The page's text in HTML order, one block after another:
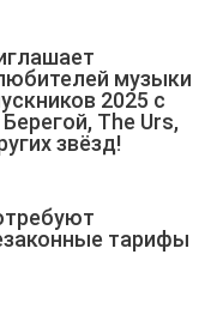
музыки
2025 с
The Urs,
звёзд!
тарифы